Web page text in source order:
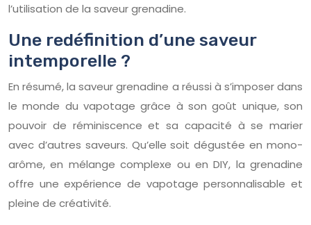
l’utilisation de la saveur grenadine.
Une redéfinition d’une saveur
intemporelle ?
En résumé, la saveur grenadine a réussi à s’imposer dans
le monde du vapotage grâce à son goût unique, son
pouvoir de réminiscence et sa capacité à se marier
avec d’autres saveurs. Qu’elle soit dégustée en mono-
arôme, en mélange complexe ou en DIY, la grenadine
offre une expérience de vapotage personnalisable et
pleine de créativité.